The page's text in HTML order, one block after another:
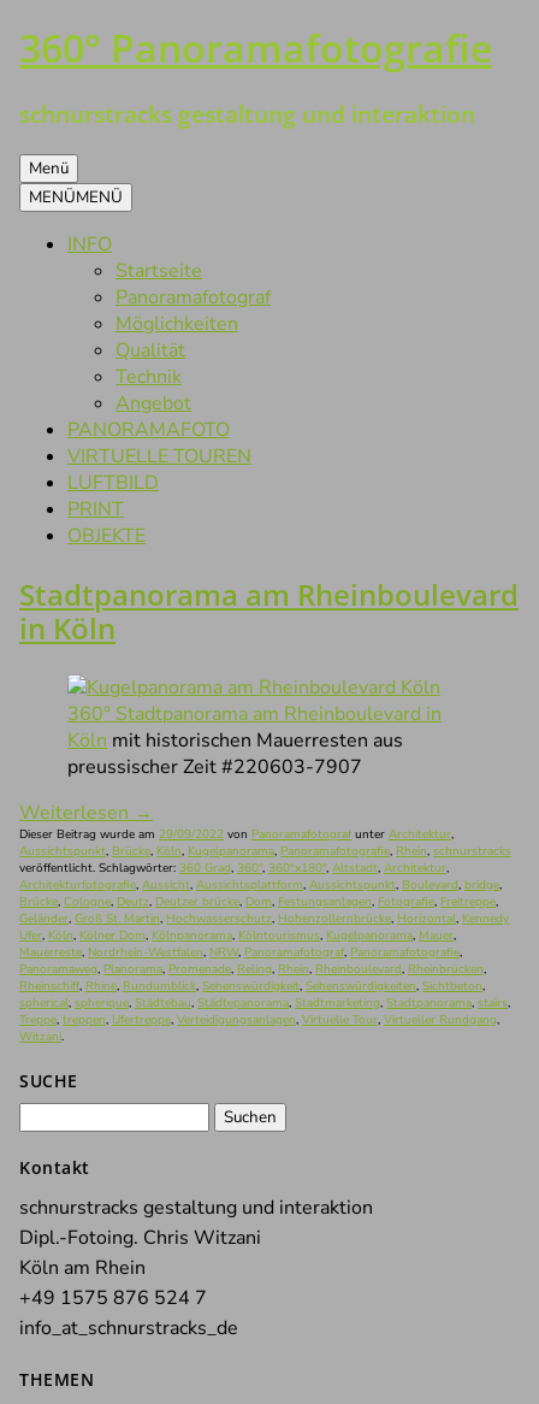
Zum
Inhalt
360° Panoramafotografie
schnurstracks gestaltung und interaktion
Menü
MENÜMENÜ
INFO
Startseite
Panoramafotograf
Möglichkeiten
Qualität
Technik
Angebot
PANORAMAFOTO
VIRTUELLE TOUREN
LUFTBILD
PRINT
OBJEKTE
Stadtpanorama am Rheinboulevard
in Köln
360° Stadtpanorama am Rheinboulevard in
Köln mit historischen Mauerresten aus
preussischer Zeit #220603-7907
Weiterlesen →
Dieser Beitrag wurde am 29/09/2022 von Panoramafotografunter Architektur,
Aussichtspunkt, Brücke, Köln, Kugelpanorama, Panoramafotografie, Rhein, schnurstracks
veröffentlicht. Schlagwörter: 360 Grad, 360°, 360°x180°, Altstadt, Architektur,
Architekturfotografie, Aussicht, Aussichtsplattform, Aussichtspunkt, Boulevard, bridge,
Brücke, Cologne, Deutz, Deutzer brücke, Dom, Festungsanlagen, Fotografie, Freitreppe,
Geländer, Groß St. Martin, Hochwasserschutz, Hohenzollernbrücke, Horizontal, Kennedy
Ufer, Köln, Kölner Dom, Kölnpanorama, Kölntourismus, Kugelpanorama, Mauer,
Mauerreste, Nordrhein-Westfalen, NRW, Panoramafotograf, Panoramafotografie,
Panoramaweg, Planorama, Promenade, Reling, Rhein, Rheinboulevard, Rheinbrücken,
Rheinschiff, Rhine, Rundumblick, Sehenswürdigkeit, Sehenswürdigkeiten, Sichtbeton,
spherical, spherique, Städtebau, Städtepanorama, Stadtmarketing, Stadtpanorama, stairs,
Treppe, treppen, Ufertreppe, Verteidigungsanlagen, Virtuelle Tour, Virtueller Rundgang,
Witzani.
SUCHE
Kontakt
schnurstracks gestaltung und interaktion
Dipl.-Fotoing. Chris Witzani
Köln am Rhein
+49 1575 876 524 7
info_at_schnurstracks_de
THEMEN